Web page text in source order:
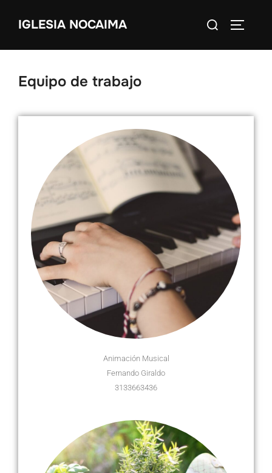
IGLESIA NOCAIMA
Equipo de trabajo
Animación Musical
Fernando Giraldo
3133663436